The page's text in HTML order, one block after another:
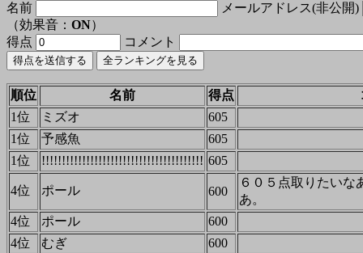
名前
メールアドレス(非公開)
（効果音： ON）
得点
コメント
順位 名前 得点
1位
ミズオ
605
1位
予感魚
605
1位
!!!!!!!!!!!!!!!!!!!!!!!!!!!!!!!!!!!!!!!! 605
4位 ポール 600
６０５点取りたいな
あ。
4位
ポール
600
4位
むぎ
600